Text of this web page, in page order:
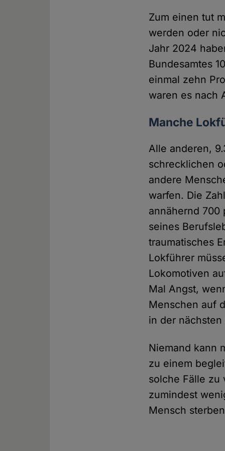
Zum einen tut
werden oder
Jahr 2024
Bundesamtes
einmal zehn
waren es nach
Manche
Alle anderen,
schrecklichen
andere
warfen. Die
annähernd 700
seines
traumatisches
Lokführer
Lokomotiven
Mal Angst,
Menschen auf
in der
Niemand kann
zu einem
solche Fälle zu
zumindest
Mensch